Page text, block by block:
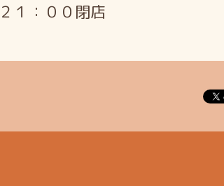
２１：００閉店